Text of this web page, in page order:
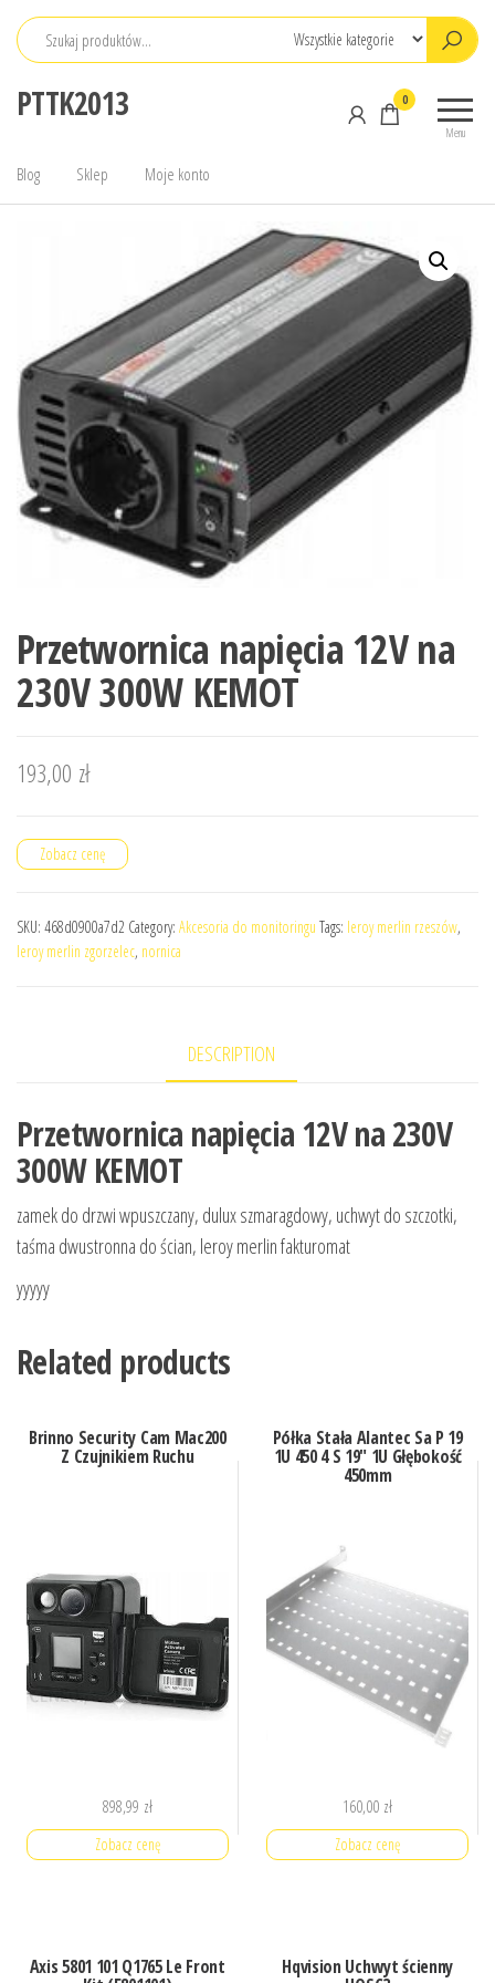
Przejdź
PTTK2013
Menu
0
Blog Sklep Moje konto
Przetwornica napięcia 12V na
230V 300W KEMOT
193,00 zł
Zobacz cenę
SKU: 468d0900a7d2 Category: Akcesoria do monitoringu Tags: leroy merlin rzeszów,
leroy merlin zgorzelec, nornica
DESCRIPTION
Przetwornica napięcia 12V na 230V
300W KEMOT
zamek do drzwi wpuszczany, dulux szmaragdowy, uchwyt do szczotki,
taśma dwustronna do ścian, leroy merlin fakturomat
yyyyy
Related products
Brinno Security Cam Mac200
Z Czujnikiem Ruchu
898,99 zł
Zobacz cenę
Półka Stała Alantec Sa P 19
1U 450 4 S 19″ 1U Głębokość
450mm
160,00 zł
Zobacz cenę
Axis 5801 101 Q1765 Le Front Hqvision Uchwyt ścienny